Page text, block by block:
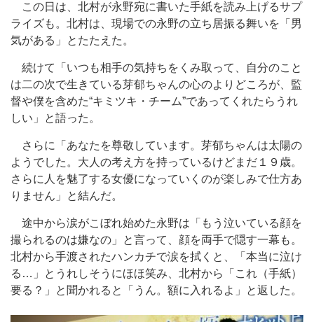
この日は、北村が永野宛に書いた手紙を読み上げるサプ
ライズも。北村は、現場での永野の立ち居振る舞いを「男
気がある」とたたえた。
続けて「いつも相手の気持ちをくみ取って、自分のこと
は二の次で生きている芽郁ちゃんの心のよりどころが、監
督や僕を含めた“キミツキ・チーム”であってくれたらうれ
しい」と語った。
さらに「あなたを尊敬しています。芽郁ちゃんは太陽の
ようでした。大人の考え方を持っているけどまだ１９歳。
さらに人を魅了する女優になっていくのが楽しみで仕方あ
りません」と結んだ。
途中から涙がこぼれ始めた永野は「もう泣いている顔を
撮られるのは嫌なの」と言って、顔を両手で隠す一幕も。
北村から手渡されたハンカチで涙を拭くと、「本当に泣け
る…」とうれしそうにほほ笑み、北村から「これ（手紙）
要る？」と聞かれると「うん。額に入れるよ」と返した。